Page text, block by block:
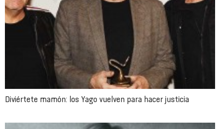
Diviértete mamón: los Yago vuelven para hacer justicia